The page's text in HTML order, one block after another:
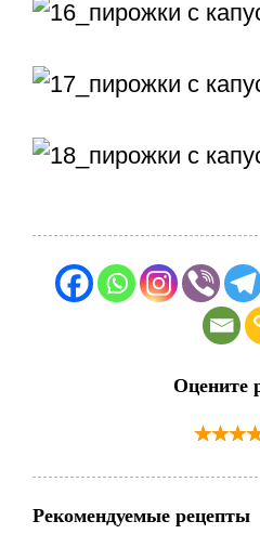
Оцените
Рекомендуемые рецепты